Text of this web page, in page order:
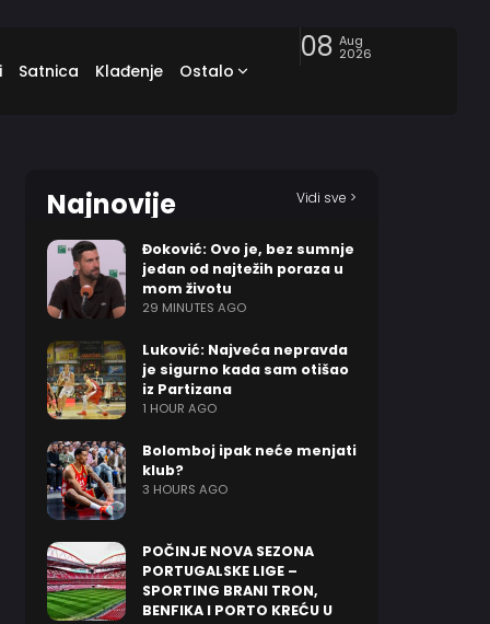
Satnica Klađenje Ostalo
08 Aug
2026
Najnovije Vidi sve >
Đoković: Ovo je, bez sumnje
jedan od najtežih poraza u
mom životu
29 MINUTES AGO
Luković: Najveća nepravda
je sigurno kada sam otišao
iz Partizana
1 HOUR AGO
Bolomboj ipak neće menjati
klub?
3 HOURS AGO
POČINJE NOVA SEZONA
PORTUGALSKE LIGE –
SPORTING BRANI TRON,
BENFIKA I PORTO KREĆU U